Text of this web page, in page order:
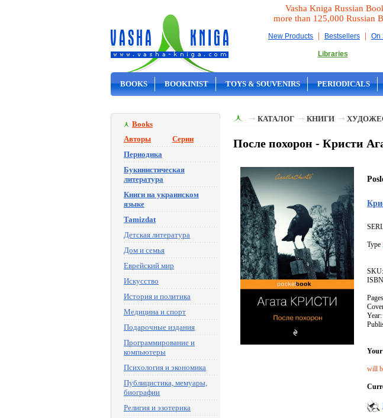
Vasha Kniga Russian
more than 125,000 Russian
New Products | Bestsellers | On
Libraries
BOOKS BOOKINIST TOYS & SOUVENIRS PERIODICALS
Books
Авторы
Серии
Периодика
Букинистическая
литература
Книги на украинском
языке
Tamizdat
Детская литература
Дом и семья
Еврейский мир
Искусство
История и политика
Медицина и спорт
Подарочные издания
Программирование и
компьютеры
Психология и экономика
Публицистика, мемуары,
биографии
Религия и эзотерика
КАТАЛОГ КНИГИ
После похорон - Кристи
Type
Your
will